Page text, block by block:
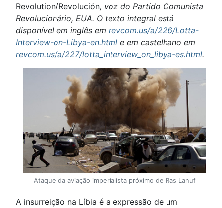
Revolution/Revolución, voz do Partido Comunista
Revolucionário, EUA. O texto integral está
disponível em inglês em revcom.us/a/226/Lotta-
Interview-on-Libya-en.html e em castelhano em
revcom.us/a/227/lotta_interview_on_libya-es.html.
Ataque da aviação imperialista próximo de Ras Lanuf
A insurreição na Líbia é a expressão de um